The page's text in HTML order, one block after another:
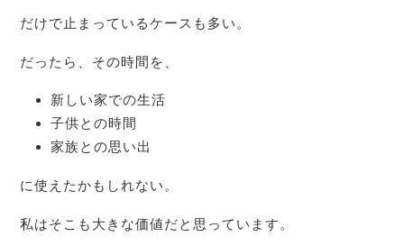
だけで止まっているケースも多い。
だったら、その時間を、
新しい家での生活
子供との時間
家族との思い出
に使えたかもしれない。
私はそこも大きな価値だと思っています。